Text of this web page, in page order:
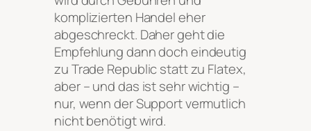
komplizierten Handel eher
abgeschreckt. Daher geht die
Empfehlung dann doch eindeutig
zu Trade Republic statt zu Flatex,
aber – und das ist sehr wichtig –
nur, wenn der Support vermutlich
nicht benötigt wird.